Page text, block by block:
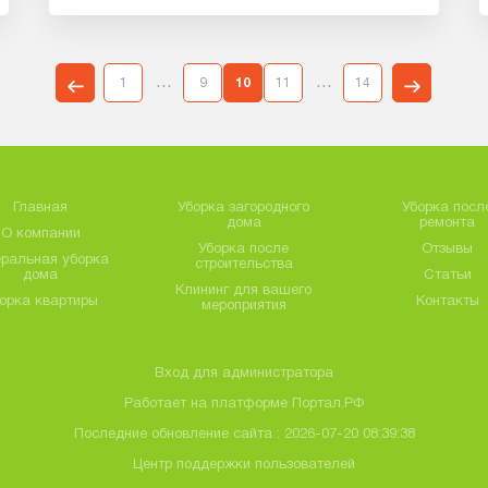
1 ... 9 10 11 ... 14
Главная
О компании
уборка
дома
квартиры
Уборка загородного
дома
Уборка после
строительства
Клининг для вашего
мероприятия
Уборка
ремонта
Отзывы
Статьи
Контакты
Вход для администратора
Работает на платформе Портал.РФ
Последние обновление сайта : 2026-07-20 08:39:38
Центр поддержки пользователей